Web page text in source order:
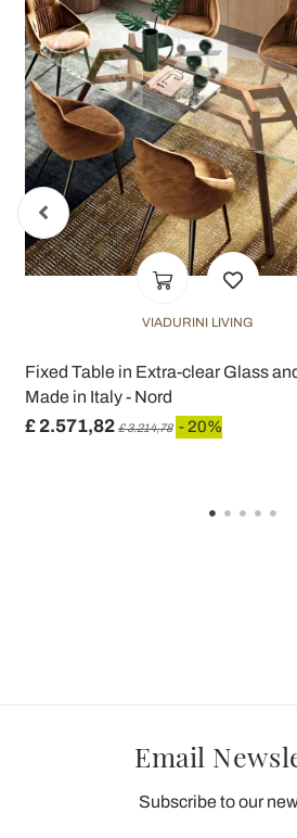
VIADURINI LIVING
Fixed Table in Extra-clear Glass
Made in Italy - Nord
£ 2.571,82 £ 3.214,78 - 20%
Email
Subscribe to our